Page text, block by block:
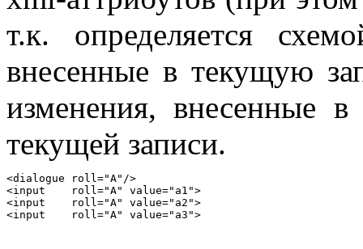
т.к. определяется
внесенные в текущую
изменения, внесенные
текущей записи.
<dialogue roll="A"/>
<input    roll="A" value="a1">
<input    roll="A" value="a2">